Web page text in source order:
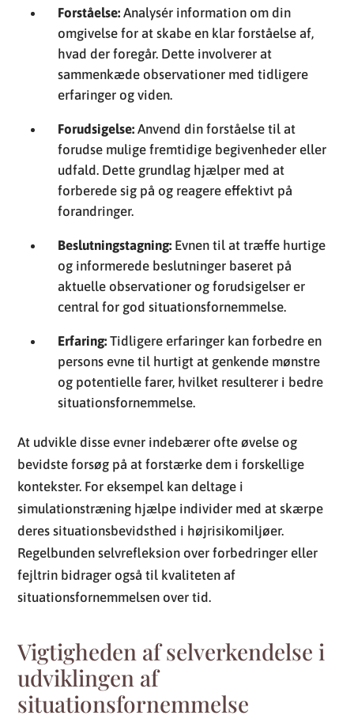
Forståelse: Analysér information om din
omgivelse for at skabe en klar forståelse af,
hvad der foregår. Dette involverer at
sammenkæde observationer med tidligere
erfaringer og viden.
Forudsigelse: Anvend din forståelse til at
forudse mulige fremtidige begivenheder eller
udfald. Dette grundlag hjælper med at
forberede sig på og reagere effektivt på
forandringer.
Beslutningstagning: Evnen til at træffe hurtige
og informerede beslutninger baseret på
aktuelle observationer og forudsigelser er
central for god situationsfornemmelse.
Erfaring: Tidligere erfaringer kan forbedre en
persons evne til hurtigt at genkende mønstre
og potentielle farer, hvilket resulterer i bedre
situationsfornemmelse.
At udvikle disse evner indebærer ofte øvelse og
bevidste forsøg på at forstærke dem i forskellige
kontekster. For eksempel kan deltage i
simulationstræning hjælpe individer med at skærpe
deres situationsbevidsthed i højrisikomiljøer.
Regelbunden selvrefleksion over forbedringer eller
fejltrin bidrager også til kvaliteten af
situationsfornemmelsen over tid.
Vigtigheden af selverkendelse i
udviklingen af
situationsfornemmelse